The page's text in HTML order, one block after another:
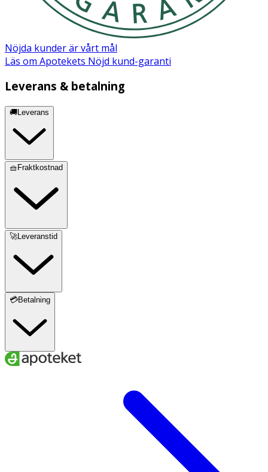
Nöjda kunder är vårt mål
Läs om Apotekets Nöjd kund-garanti
Leverans & betalning
🚚Leverans
🧺Fraktkostnad
🚀Leveranstid
💳Betalning